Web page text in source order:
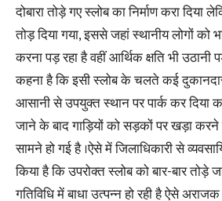
दोबारा तोड़े गए स्लोब का निर्माण करा दिया
तोड़ दिया गया, इससे जहां स्थानीय लोगों को
करना पड़ रहा है वहीं आर्थिक क्षति भी
कहना है कि इसी स्लोब के चलते कई
आसानी से उपयुक्त स्थान पर पार्क कर
जाने के बाद गाड़ियों को सड़कों पर खड़ा
सामने हो गई है ।ऐसे में जिलाधिकारी से
किया है कि उपरोक्त स्लोब को बार-बार तोड़े
गतिविधि में बाधा उत्पन्न हो रही है ऐसे